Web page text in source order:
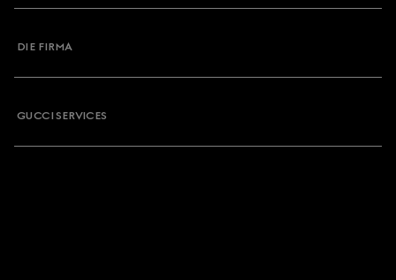
DIE FIRMA
GUCCI SERVICES